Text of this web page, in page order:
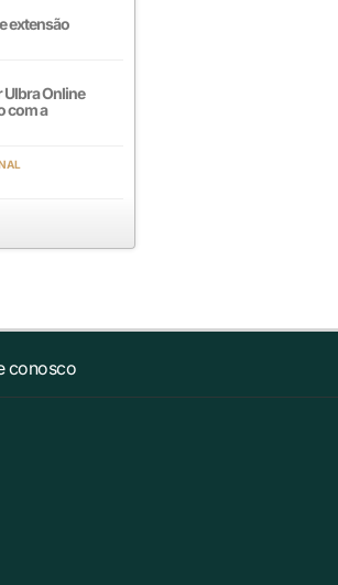
extensão
Ulbra Online
com a
conosco